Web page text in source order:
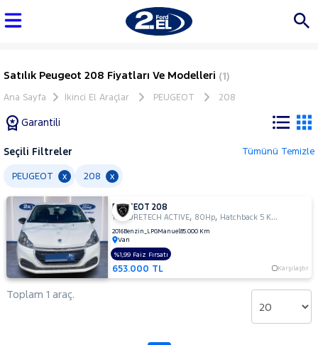
Satılık Peugeot 208 Fiyatları Ve Modelleri (1)
Ana Sayfa İkinci El Araçlar PEUGEOT 208
Garantili
Tüm
Araçlar
AUDI
BMC
BMW
Seçili Filtreler Tümünü Temizle
PEUGEOT x 208 x
PEUGEOT 208
1.2 PURETECH ACTIVE, 80Hp, Hatchback 5 Kapı
2016Benzin_LPGManuel85.000 Km
Van
653.000 TL Karşılaştır
%1,99 Faiz Fırsatı
Toplam 1 araç.